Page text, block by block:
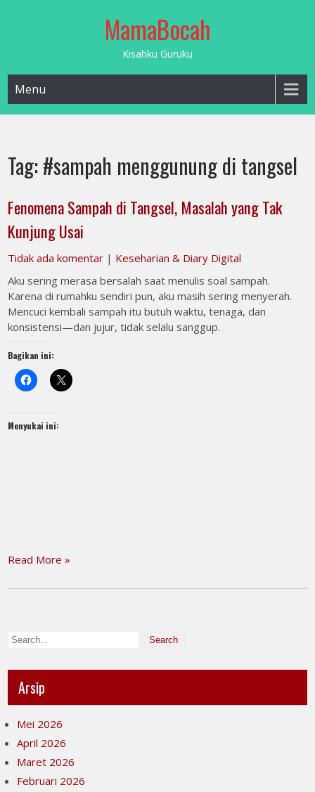
MamaBocah
Kisahku Guruku
Menu
Tag:#sampah menggunung di tangsel
Fenomena Sampah di Tangsel, Masalah yang Tak
Kunjung Usai
Tidak ada komentar | Keseharian & Diary Digital
Aku sering merasa bersalah saat menulis soal sampah.
Karena di rumahku sendiri pun, aku masih sering menyerah.
Mencuci kembali sampah itu butuh waktu, tenaga, dan
konsistensi—dan jujur, tidak selalu sanggup.
Bagikan ini:
Menyukai ini:
Read More »
Arsip
Mei 2026
April 2026
Maret 2026
Februari 2026